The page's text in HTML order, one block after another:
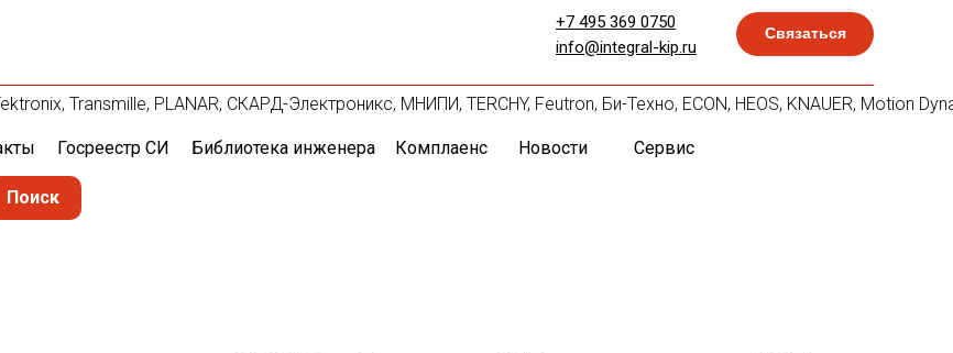
Связаться
+7 495 369 0750
info@integral-kip.ru
Transmille, PLANAR, СКАРД-Электроникс, МНИПИ, TERCHY, Feutron, Би-Техно, ECON, HEOS, KNAUER, Motion
Госреестр СИ Библиотека инженера Комплаенс Новости Сервис
Поиск